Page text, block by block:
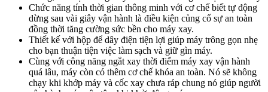
Chức năng tính thời gian thông minh với cơ chế biết tự động
dừng sau vài giây vận hành là điều kiện củng cố sự an toàn
đồng thời tăng cường sức bền cho máy xay.
Thiết kế với hộp để dây điện tiện lợi giúp máy trông gọn nhẹ
cho bạn thuận tiện việc làm sạch và giữ gìn máy.
Cùng với công năng ngắt xay thời điểm máy xay vận hành
quá lâu, máy còn có thêm cơ chế khóa an toàn. Nó sẽ không
chạy khi khớp máy và cốc xay chưa ráp chung nó giúp người